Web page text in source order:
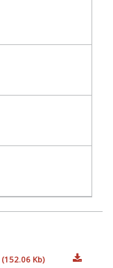
(152.06 Kb)